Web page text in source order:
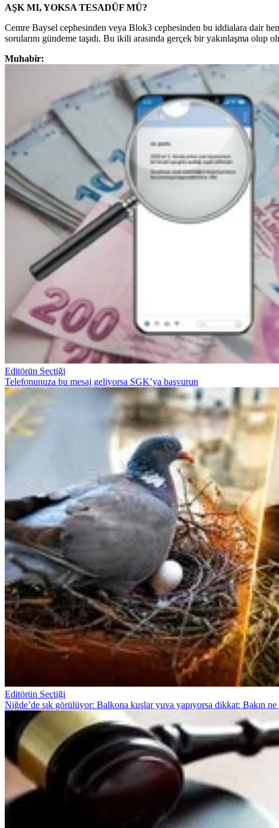
AŞK MI, YOKSA TESADÜF MÜ?
Cemre Baysel cephesinden veya Blok3 cephesinden bu iddialara dair
sorularını gündeme taşıdı. Bu ikili arasında gerçek bir yakınlaşma olup
Muhabir:
Editörün Seçtiği
Telefonunuza bu mesaj geliyorsa SGK’ya başvurun
Editörün Seçtiği
Niğde’de sık görülüyor: Balkona kuşlar yuva yapıyorsa dikkat: Bakın